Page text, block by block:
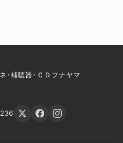
･補聴器･ＣＤフナヤマ